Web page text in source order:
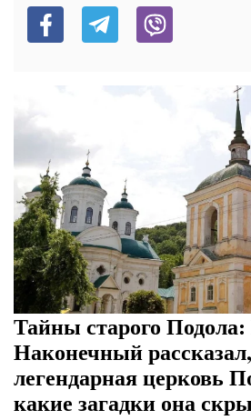
Тайны старого
Наконечный
легендарная церковь
какие загадки она